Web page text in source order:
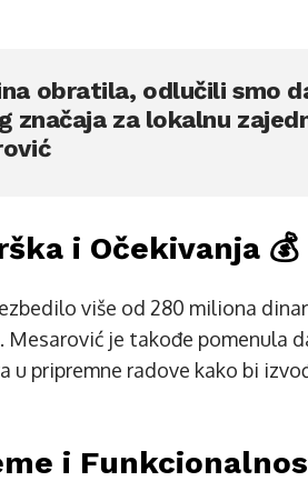
obratila, odlučili smo
značaja za lokalnu
i Očekivanja 💰
više od 280 miliona
je takođe pomenula
u pripremne radove kako bi
i